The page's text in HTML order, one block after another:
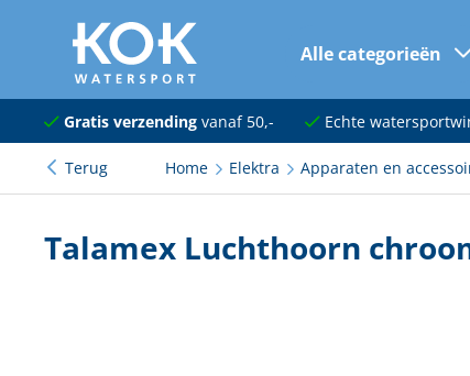
naar hoofdinhoud
Alle categorieën
Navigatie
Dekuitrusting
Gratis verzendingvanaf 50,- Echte
Terug Home Elektra Apparaten en
Talamex Luchthoorn